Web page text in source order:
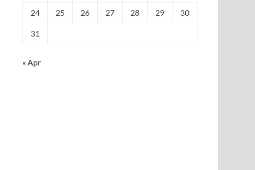
24 25 26 27 28 29 30
31
« Apr